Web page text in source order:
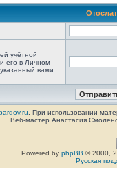
учётной
его в Личном
вами
. При использовании
Веб-мастер Анастасия
Powered by phpBB © 2000,
Русская